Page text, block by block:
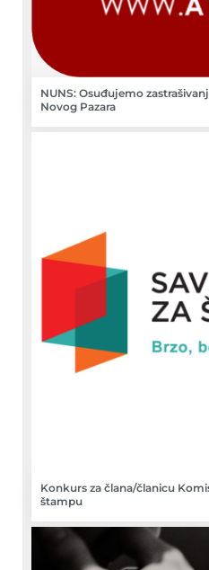
NUNS: Osuđujemo
Novog Pazara
Konkurs za člana/članicu
štampu